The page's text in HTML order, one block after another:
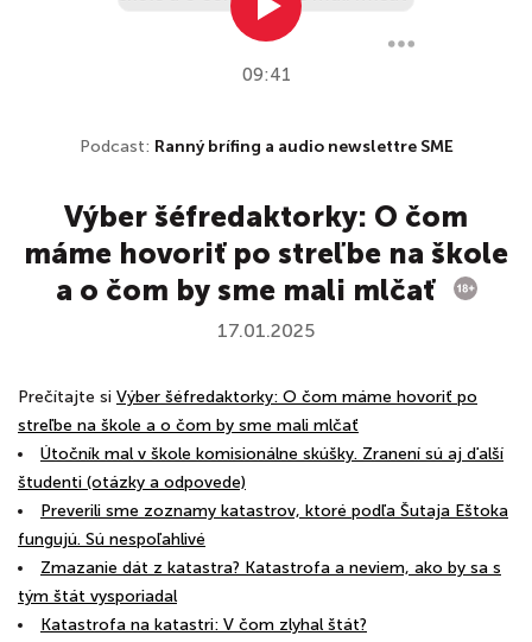
09:41
Podcast: Ranný brífing a audio newslettre SME
Výber šéfredaktorky: O čom
máme hovoriť po streľbe na škole
a o čom by sme mali mlčať
17.01.2025
Prečítajte si Výber šéfredaktorky: O čom máme hovoriť po
streľbe na škole a o čom by sme mali mlčať
Útočník mal v škole komisionálne skúšky. Zranení sú aj ďalší
študenti (otázky a odpovede)
Preverili sme zoznamy katastrov, ktoré podľa Šutaja Eštoka
fungujú. Sú nespoľahlivé
Zmazanie dát z katastra? Katastrofa a neviem, ako by sa s
tým štát vysporiadal
Katastrofa na katastri: V čom zlyhal štát?